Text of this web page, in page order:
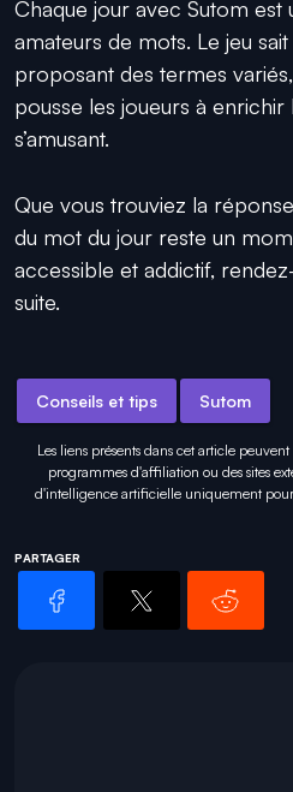
Chaque jour avec Sutom est
amateurs de mots. Le jeu
proposant des termes
pousse les joueurs à
s’amusant.
Que vous trouviez la
du mot du jour reste un
accessible et addictif,
suite.
Conseils et tips Sutom
Les liens présents dans cet article
programmes d'affiliation ou des sites
d'intelligence artificielle uniquement
PARTAGER